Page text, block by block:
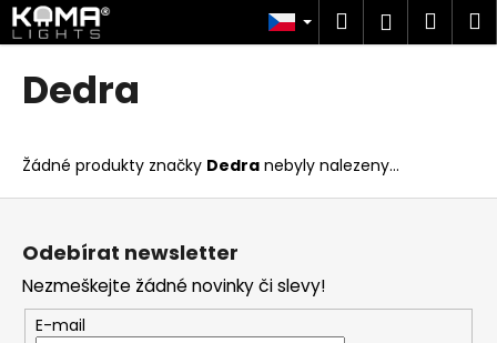
Přejít
na
obsah
Hledat
Dedra
Žádné produkty značky Dedra nebyly nalezeny...
K
o
o
p
o
t
ř
e
b
Z
Odebírat newsletter
Nezmeškejte žádné novinky či slevy!
E-mail